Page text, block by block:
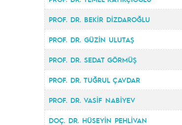
PROF. DR. BEKİR DİZDAROĞLU
PROF. DR. GÜZİN ULUTAŞ
PROF. DR. SEDAT GÖRMÜŞ
PROF. DR. TUĞRUL ÇAVDAR
PROF. DR. VASİF NABİYEV
DOÇ. DR. HÜSEYİN PEHLİVAN